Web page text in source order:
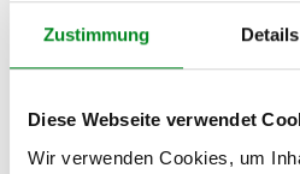
Zustimmung Details
Diese Webseite verwendet
Wir verwenden Cookies, um
VOLVO V70 I Kombi
(P80_) 2.3 Turbo